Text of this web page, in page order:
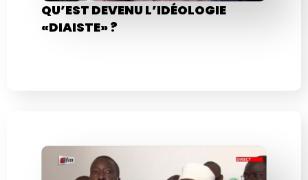
QU’EST DEVENU L’IDÉOLOGIE
«DIAISTE» ?